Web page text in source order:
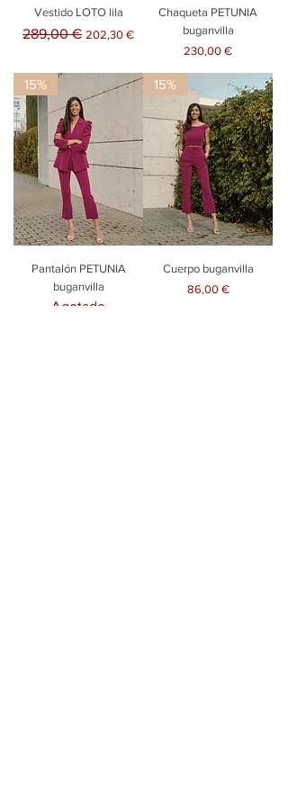
Vestido LOTO lila
Precio
289,00 € Precio de oferta
202,30 €
Chaqueta PETUNIA
buganvilla
Precio
230,00 €
15%
Pantalón PETUNIA
buganvilla
Agotado
15%
Cuerpo buganvilla
Precio
86,00 €